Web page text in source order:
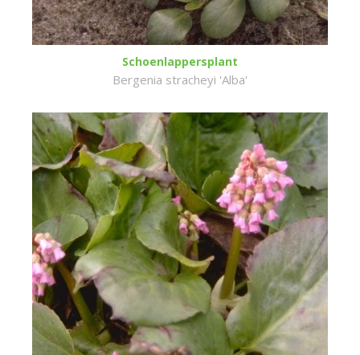
Schoenlappersplant
Bergenia stracheyi 'Alba'